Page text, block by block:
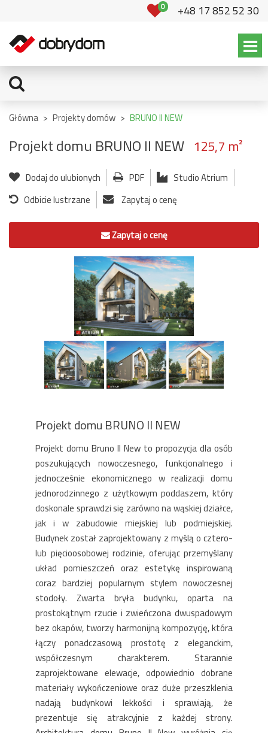
0 +48 17 852 52 30
Główna > Projekty domów > BRUNO II NEW
Projekt domu BRUNO II NEW 125,7 m²
Dodaj do ulubionych PDF
Studio Atrium
Odbicie lustrzane
Zapytaj o cenę
Zapytaj o cenę
Projekt domu BRUNO II NEW
Projekt domu Bruno II New to propozycja dla osób
poszukujących nowoczesnego, funkcjonalnego i
jednocześnie ekonomicznego w realizacji domu
jednorodzinnego z użytkowym poddaszem, który
doskonale sprawdzi się zarówno na wąskiej działce,
jak i w zabudowie miejskiej lub podmiejskiej.
Budynek został zaprojektowany z myślą o cztero-
lub pięcioosobowej rodzinie, oferując przemyślany
układ pomieszczeń oraz estetykę inspirowaną
coraz bardziej popularnym stylem nowoczesnej
stodoły. Zwarta bryła budynku, oparta na
prostokątnym rzucie i zwieńczona dwuspadowym
bez okapów, tworzy harmonijną kompozycję, która
łączy ponadczasową prostotę z eleganckim,
współczesnym charakterem. Starannie
zaprojektowane elewacje, odpowiednio dobrane
materiały wykończeniowe oraz duże przeszklenia
nadają budynkowi lekkości i sprawiają, że
prezentuje się atrakcyjnie z każdej strony.